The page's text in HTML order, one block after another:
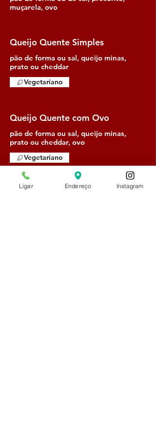
muçarela, ovo
Queijo Quente Simples
pão de forma ou sal, queijo minas,
prato ou cheddar
Vegetariano
Queijo Quente com Ovo
pão de forma ou sal, queijo minas,
prato ou cheddar, ovo
Vegetariano
Misto Árabe Especial
Ligar Endereço Instagram